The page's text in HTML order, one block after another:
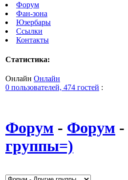
Форум
Фан-зона
Юзербары
Ссылки
Контакты
Статистика:
Онлайн Онлайн
0 пользователей, 474 гостей :
Форум - Форум -
группы=)